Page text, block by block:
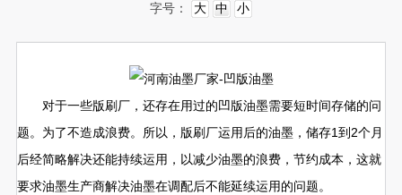
字号：
大 中 小
对于一些版刷厂，还存在用过的凹版油墨需要短时间存储的问
题。为了不造成浪费。所以，版刷厂运用后的油墨，储存1到2个月
后经简略解决还能持续运用，以减少油墨的浪费，节约成本，这就
要求油墨生产商解决油墨在调配后不能延续运用的问题。